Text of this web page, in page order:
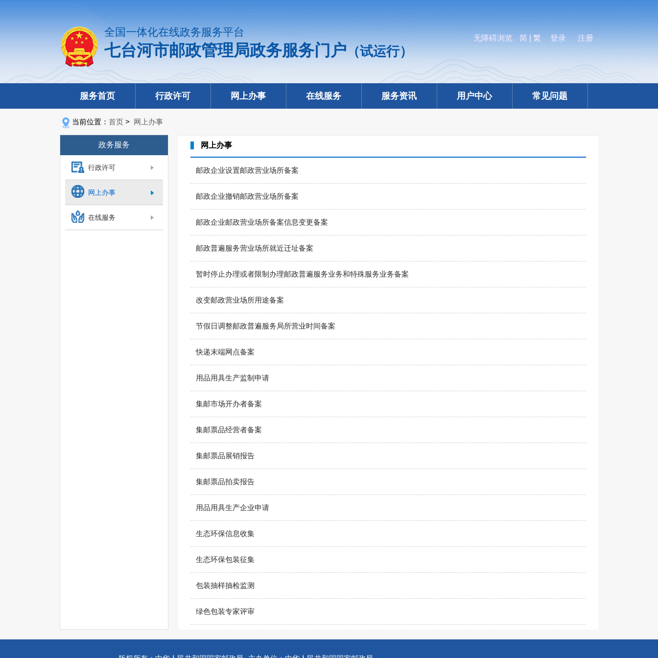
全国一体化在线政务服务平台
七台河市邮政管理局政务服务门户 （试运行）
无障碍浏览 简 繁 登录 注册
服务首页 行政许可 网上办事 在线服务 服务资讯 用户中心 常见问题
当前位置： 首页 > 网上办事
政务服务
行政许可
网上办事
在线服务
网上办事
邮政企业设置邮政营业场所备案
邮政企业撤销邮政营业场所备案
邮政企业邮政营业场所备案信息变更备案
邮政普遍服务营业场所就近迁址备案
暂时停止办理或者限制办理邮政普遍服务业务和特殊服务业务备案
改变邮政营业场所用途备案
节假日调整邮政普遍服务局所营业时间备案
快递末端网点备案
用品用具生产监制申请
集邮市场开办者备案
集邮票品经营者备案
集邮票品展销报告
集邮票品拍卖报告
用品用具生产企业申请
生态环保信息收集
生态环保包装征集
包装抽样抽检监测
绿色包装专家评审